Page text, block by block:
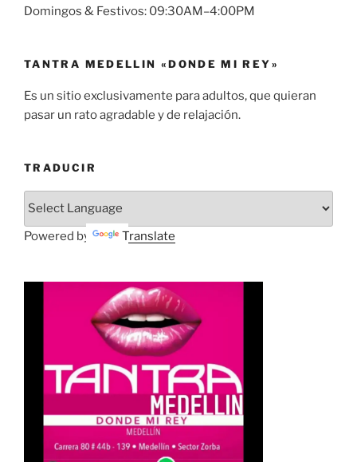
Domingos & Festivos: 09:30AM–4:00PM
TANTRA MEDELLIN «DONDE MI REY»
Es un sitio exclusivamente para adultos, que quieran
pasar un rato agradable y de relajación.
TRADUCIR
Powered by Translate